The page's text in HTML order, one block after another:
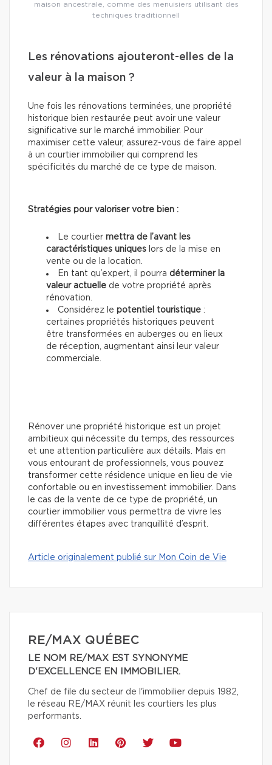
maison ancestrale, comme des menuisiers utilisant des
techniques traditionnell
Les rénovations ajouteront-elles de la
valeur à la maison ?
Une fois les rénovations terminées, une propriété
historique bien restaurée peut avoir une valeur
significative sur le marché immobilier. Pour
maximiser cette valeur, assurez-vous de faire appel
à un courtier immobilier qui comprend les
spécificités du marché de ce type de maison.
Stratégies pour valoriser votre bien :
Le courtier mettra de l’avant les
caractéristiques uniques lors de la mise en
vente ou de la location.
En tant qu’expert, il pourra déterminer la
valeur actuelle de votre propriété après
rénovation.
Considérez le potentiel touristique :
certaines propriétés historiques peuvent
être transformées en auberges ou en lieux
de réception, augmentant ainsi leur valeur
commerciale.
Rénover une propriété historique est un projet
ambitieux qui nécessite du temps, des ressources
et une attention particulière aux détails. Mais en
vous entourant de professionnels, vous pouvez
transformer cette résidence unique en lieu de vie
confortable ou en investissement immobilier. Dans
le cas de la vente de ce type de propriété, un
courtier immobilier vous permettra de vivre les
différentes étapes avec tranquillité d’esprit.
Article originalement publié sur Mon Coin de Vie
RE/MAX QUÉBEC
LE NOM RE/MAX EST SYNONYME
D'EXCELLENCE EN IMMOBILIER.
Chef de file du secteur de l'immobilier depuis 1982,
le réseau RE/MAX réunit les courtiers les plus
performants.